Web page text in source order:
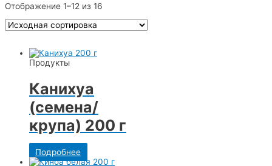
Отображение 1–12 из 16
Продукты
Канихуа
(семена/
крупа) 200 г
Подробнее